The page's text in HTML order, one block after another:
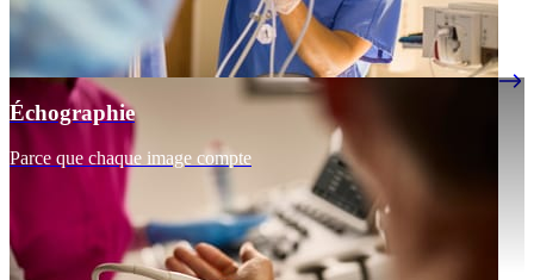
Échographie
Parce que chaque image compte